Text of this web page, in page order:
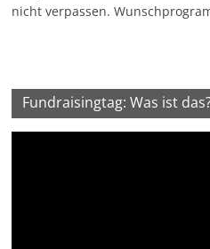
nicht verpassen.
Fundraisingtag: Was ist